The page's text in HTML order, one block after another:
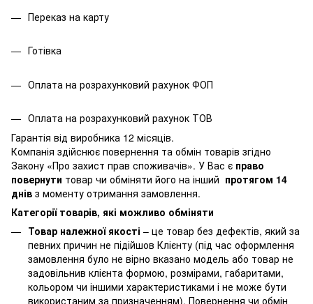
Переказ на карту
Готівка
Оплата на розрахунковий рахунок ФОП
Оплата на розрахунковий рахунок ТОВ
Гарантія від виробника 12 місяців.
Компанія здійснює повернення та обмін товарів згідно
Закону «Про захист прав споживачів». У Вас є право
повернути товар чи обміняти його на інший протягом 14
днів з моменту отримання замовлення.
Категорії товарів, які можливо обміняти
Товар належної якості – це товар без дефектів, який за
певних причин не підійшов Клієнту (під час оформлення
замовлення було не вірно вказано модель або товар не
задовільнив клієнта формою, розмірами, габаритами,
кольором чи іншими характеристиками і не може бути
використаним за призначенням). Повернення чи обмін